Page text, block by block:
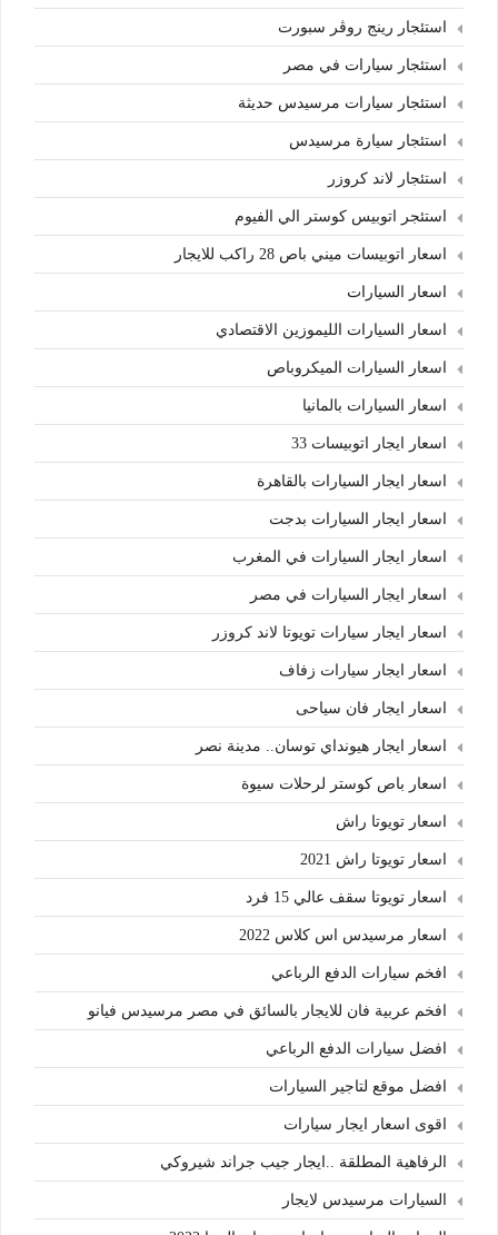
استئجار رينج روڤر سبورت
استئجار سيارات في مصر
استئجار سيارات مرسيدس حديثة
استئجار سيارة مرسيدس
استئجار لاند كروزر
استئجر اتوبيس كوستر الي الفيوم
اسعار اتوبيسات ميني باص 28 راكب للايجار
اسعار السيارات
اسعار السيارات الليموزين الاقتصادي
اسعار السيارات الميكروباص
اسعار السيارات بالمانيا
اسعار ايجار اتوبيسات 33
اسعار ايجار السيارات بالقاهرة
اسعار ايجار السيارات بدجت
اسعار ايجار السيارات في المغرب
اسعار ايجار السيارات في مصر
اسعار ايجار سيارات تويوتا لاند كروزر
اسعار ايجار سيارات زفاف
اسعار ايجار فان سياحى
اسعار ايجار هيونداي توسان.. مدينة نصر
اسعار باص كوستر لرحلات سيوة
اسعار تويوتا راش
اسعار تويوتا راش 2021
اسعار تويوتا سقف عالي 15 فرد
اسعار مرسيدس اس كلاس 2022
افخم سيارات الدفع الرباعي
افخم عربية فان للايجار بالسائق في مصر مرسيدس فيانو
افضل سيارات الدفع الرباعي
افضل موقع لتاجير السيارات
اقوى اسعار ايجار سيارات
الرفاهية المطلقة ..ايجار جيب جراند شيروكي
السيارات مرسيدس لايجار